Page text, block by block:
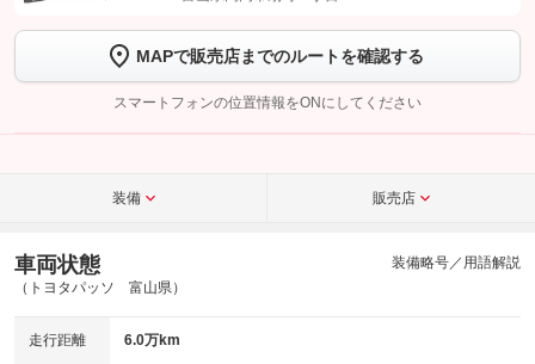
トーク画面で
ボタンをタップして問い合わせを
完了してください。
こちら
MAPで販売店までのルートを確認する
スマートフォンの位置情報をONにしてください
装備 販売店
車両状態
（トヨタパッソ 富山県）
装備略号／用語解説
走行距離 6.0万km